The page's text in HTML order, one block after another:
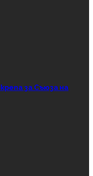
за Съюза на